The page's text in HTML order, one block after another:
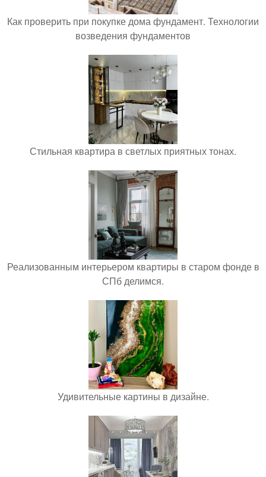
Как проверить при покупке дома фундамент. Технологии
возведения фундаментов
Стильная квартира в светлых приятных тонах.
Реализованным интерьером квартиры в старом фонде в
СПб делимся.
Удивительные картины в дизайне.